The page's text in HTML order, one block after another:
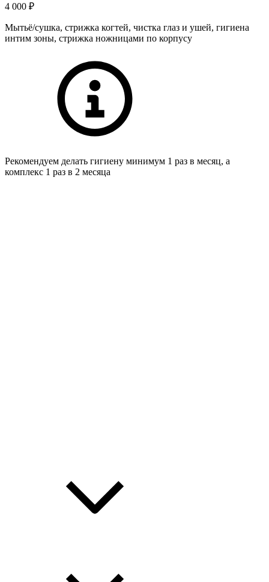
4 000 ₽
Мытьё/сушка, стрижка когтей, чистка глаз и ушей, гигиена
интим зоны, стрижка ножницами по корпусу
Рекомендуем делать гигиену минимум 1 раз в месяц, а
комплекс 1 раз в 2 месяца